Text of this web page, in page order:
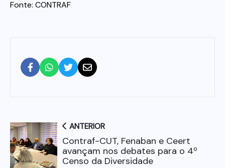
Fonte: CONTRAF
ANTERIOR
Contraf-CUT, Fenaban e Ceert
avançam nos debates para o 4º
Censo da Diversidade